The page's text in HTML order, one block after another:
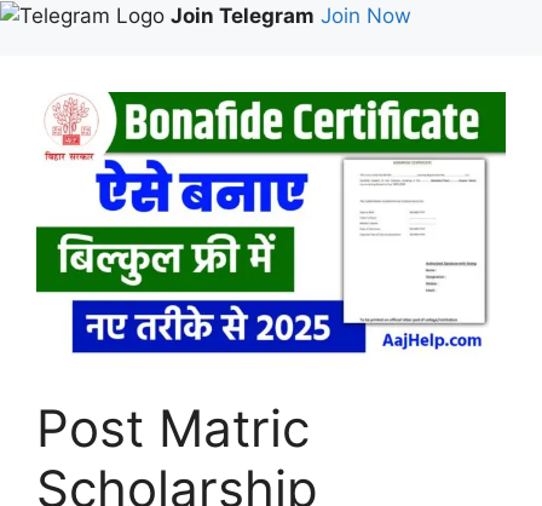
Join Telegram Join Now
Post Matric
Scholarship